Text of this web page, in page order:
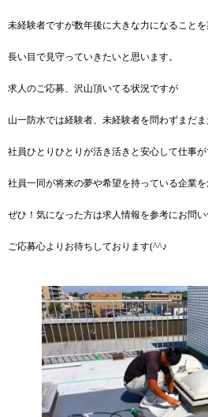
未経験者ですが数年後に大きな力になること
長い目で見守っていきたいと思います。
求人のご応募、沢山頂いてる状況ですが
山一防水では経験者、未経験者を問わずまだま
社員ひとりひとりが活き活きと安心して仕事
社員一同が将来の夢や希望を持っている企業を
ぜひ！気になった方は求人情報を参考にお問い
ご応募心よりお待ちしております(^^♪